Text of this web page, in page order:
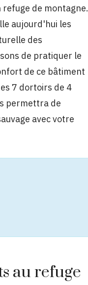
de montagne.
aujourd'hui les
des
de pratiquer le
de ce bâtiment
7 dortoirs de 4
permettra de
avec votre
au refuge